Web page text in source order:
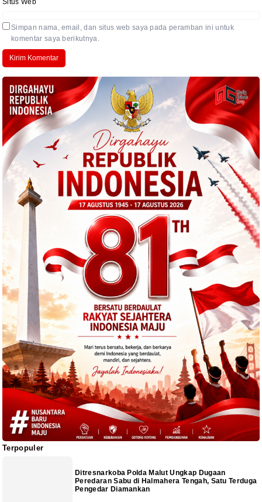
Situs Web
Simpan nama, email, dan situs web saya pada peramban ini untuk
komentar saya berikutnya.
Terpopuler
Ditresnarkoba Polda Malut Ungkap Dugaan
Peredaran Sabu di Halmahera Tengah, Satu Terduga
Pengedar Diamankan